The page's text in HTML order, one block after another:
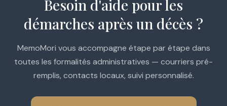
Besoin d'aide pour les
démarches après un décès ?
MemoMori vous accompagne étape par étape dans
toutes les formalités administratives — courriers pré-
remplis, contacts locaux, suivi personnalisé.